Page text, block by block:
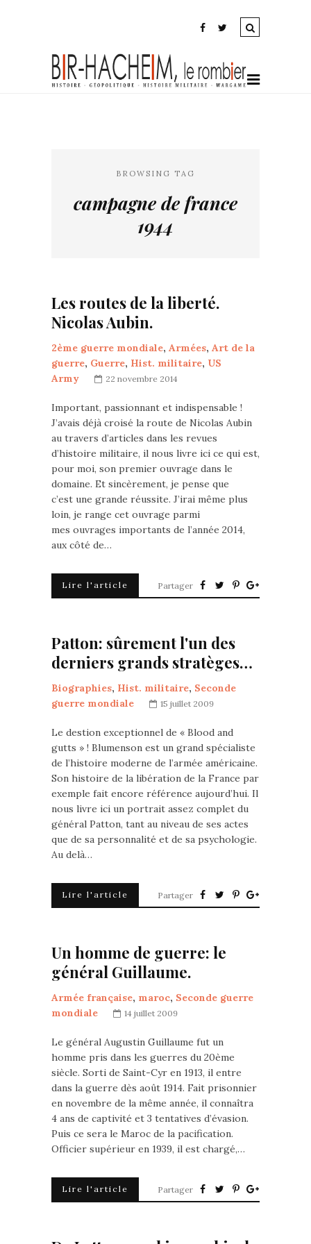
BROWSING TAG
campagne de france
1944
Les routes de la liberté.
Nicolas Aubin.
2ème guerre mondiale, Armées, Art de la
guerre, Guerre, Hist. militaire, US
Army
22 novembre 2014
Important, passionnant et indispensable !
J’avais déjà croisé la route de Nicolas Aubin
au travers d’articles dans les revues
d’histoire militaire, il nous livre ici ce qui est,
pour moi, son premier ouvrage dans le
domaine. Et sincèrement, je pense que
c’est une grande réussite. J’irai même plus
loin, je range cet ouvrage parmi
mes ouvrages importants de l’année 2014,
aux côté de…
Lire l'article Partager
Patton: sûrement l'un des
derniers grands stratèges…
Biographies, Hist. militaire, Seconde
guerre mondiale
15 juillet 2009
Le destion exceptionnel de « Blood and
gutts » ! Blumenson est un grand spécialiste
de l’histoire moderne de l’armée américaine.
Son histoire de la libération de la France par
exemple fait encore référence aujourd’hui. Il
nous livre ici un portrait assez complet du
général Patton, tant au niveau de ses actes
que de sa personnalité et de sa psychologie.
Au delà…
Lire l'article Partager
Un homme de guerre: le
général Guillaume.
Armée française, maroc, Seconde guerre
mondiale
14 juillet 2009
Le général Augustin Guillaume fut un
homme pris dans les guerres du 20ème
siècle. Sorti de Saint-Cyr en 1913, il entre
dans la guerre dès août 1914. Fait prisonnier
en novembre de la même année, il connaîtra
4 ans de captivité et 3 tentatives d’évasion.
Puis ce sera le Maroc de la pacification.
Officier supérieur en 1939, il est chargé,…
Lire l'article Partager